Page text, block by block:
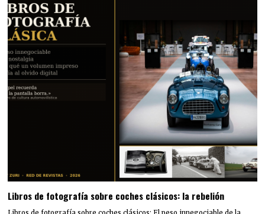
Libros de fotografía sobre coches clásicos: la rebelión